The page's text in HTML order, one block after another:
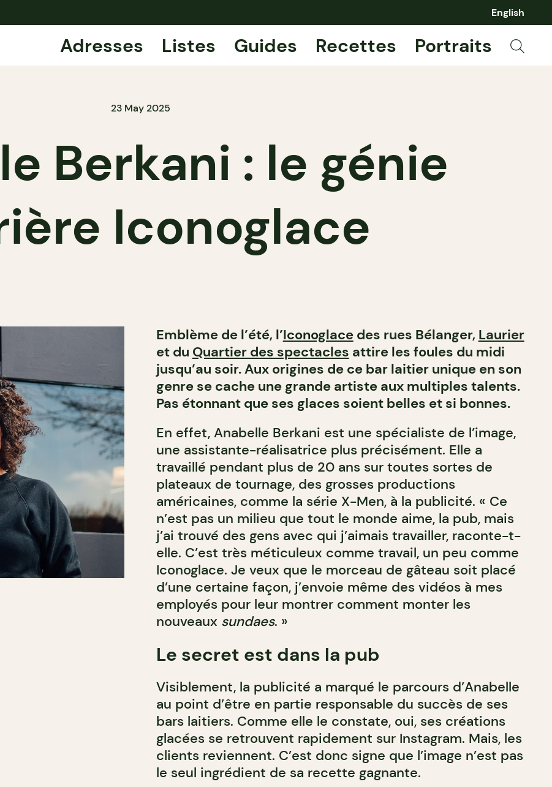
English
Adresses Listes Guides Recettes Portraits
23 May 2025
Berkani : le génie
Iconoglace
Emblème de l’été, l’Iconoglacedes rues Bélanger, Laurier
et du Quartier des spectacles attire les foules du midi
jusqu’au soir. Aux origines de ce bar laitier unique en son
genre se cache une grande artiste aux multiples talents.
Pas étonnant que ses glaces soient belles et si bonnes.
En effet, Anabelle Berkani est une spécialiste de l’image,
une assistante-réalisatrice plus précisément. Elle a
travaillé pendant plus de 20 ans sur toutes sortes de
plateaux de tournage, des grosses productions
américaines, comme la série X-Men, à la publicité. « Ce
n’est pas un milieu que tout le monde aime, la pub, mais
j’ai trouvé des gens avec qui j’aimais travailler, raconte-t-
elle. C’est très méticuleux comme travail, un peu comme
Iconoglace. Je veux que le morceau de gâteau soit placé
d’une certaine façon, j’envoie même des vidéos à mes
employés pour leur montrer comment monter les
nouveaux sundaes. »
Le secret est dans la pub
Visiblement, la publicité a marqué le parcours d’Anabelle
au point d’être en partie responsable du succès de ses
bars laitiers. Comme elle le constate, oui, ses créations
glacées se retrouvent rapidement sur Instagram. Mais, les
clients reviennent. C’est donc signe que l’image n’est pas
le seul ingrédient de sa recette gagnante.